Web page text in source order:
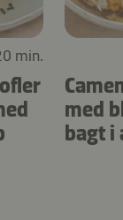
min.
med
bagt i